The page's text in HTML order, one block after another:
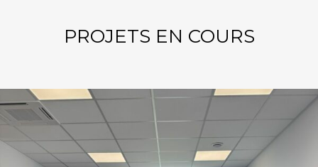
PROJETS EN COURS